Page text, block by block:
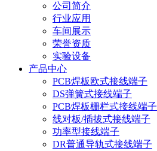
公司简介
行业应用
车间展示
荣誉资质
实验设备
产品中心
PCB焊板欧式接线端子
DS弹簧式接线端子
PCB焊板栅栏式接线端子
线对板/插拔式接线端子
功率型接线端子
DR普通导轨式接线端子